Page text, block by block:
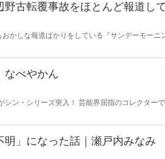
野古転覆事故をほとんど報道し
おかしな報道ばかりをしている『サンデーモーニ
なべやかん
シン・シリーズ突入！ 芸能界屈指のコレクター
芸人・なべやかんが蒐集した選りすぐりの「怪
明」になった話｜瀬戸内みなみ